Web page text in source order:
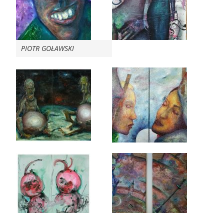
PIOTR GOŁAWSKI